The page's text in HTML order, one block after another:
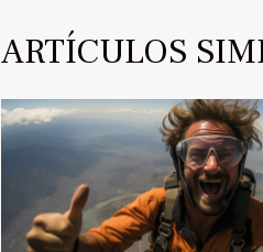
ARTÍCULOS